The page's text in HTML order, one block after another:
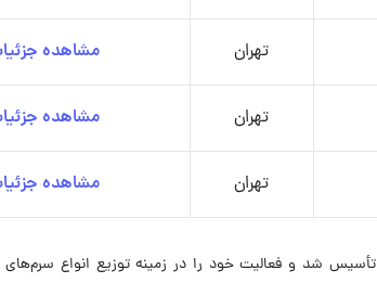
تهران مشاهده
تهران مشاهده
تهران مشاهده
شرکت پخش سراسری مشاطب در سال 1376 تأسیس شد و فعالیت خود را در زمینه